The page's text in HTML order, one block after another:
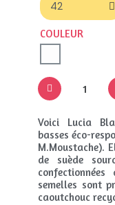
COULEUR
Voici Lucia
basses éco-
M.Moustache).
de suède
semelles sont
caoutchouc